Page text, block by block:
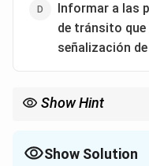
La mayoría de los
descuido o
Informar a las
de tránsito
señalización
Show Hint
Show Solution